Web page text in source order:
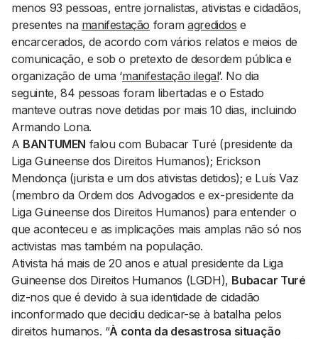
menos 93 pessoas, entre jornalistas, ativistas e cidadãos,
presentes na manifestação foramagredidos e
encarcerados, de acordo com vários relatos e meios de
comunicação, e sob o pretexto de desordem pública e
organização de uma ‘manifestação ilegal’. No dia
seguinte, 84 pessoas foram libertadas e o Estado
manteve outras nove detidas por mais 10 dias, incluindo
Armando Lona.
A BANTUMEN falou com Bubacar Turé (presidente da
Liga Guineense dos Direitos Humanos); Erickson
Mendonça (jurista e um dos ativistas detidos); e Luís Vaz
(membro da Ordem dos Advogados e ex-presidente da
Liga Guineense dos Direitos Humanos) para entender o
que aconteceu e as implicações mais amplas não só nos
activistas mas também na população.
Ativista há mais de 20 anos e atual presidente da Liga
Guineense dos Direitos Humanos (LGDH), Bubacar Turé
diz-nos que é devido à sua identidade de cidadão
inconformado que decidiu dedicar-se à batalha pelos
direitos humanos. “À conta da desastrosa situação